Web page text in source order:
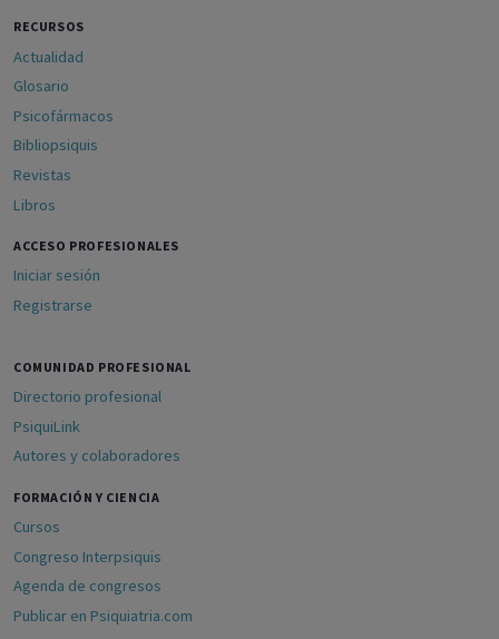
RECURSOS
Actualidad
Glosario
Psicofármacos
Bibliopsiquis
Revistas
Libros
ACCESO PROFESIONALES
Iniciar sesión
Registrarse
COMUNIDAD PROFESIONAL
Directorio profesional
PsiquiLink
Autores y colaboradores
FORMACIÓN Y CIENCIA
Cursos
Congreso Interpsiquis
Agenda de congresos
Publicar en Psiquiatria.com